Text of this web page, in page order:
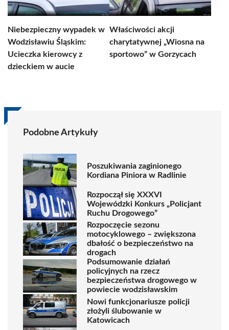
Niebezpieczny wypadek w
Wodzisławiu Śląskim:
Ucieczka kierowcy z
dzieckiem w aucie
Właściwości akcji
charytatywnej „Wiosna na
sportowo” w Gorzycach
Podobne Artykuły
Poszukiwania zaginionego
Kordiana Piniora w Radlinie
Rozpoczął się XXXVI
Wojewódzki Konkurs „Policjant
Ruchu Drogowego”
Rozpoczęcie sezonu
motocyklowego – zwiększona
dbałość o bezpieczeństwo na
drogach
Podsumowanie działań
policyjnych na rzecz
bezpieczeństwa drogowego w
powiecie wodzisławskim
Nowi funkcjonariusze policji
złożyli ślubowanie w
Katowicach